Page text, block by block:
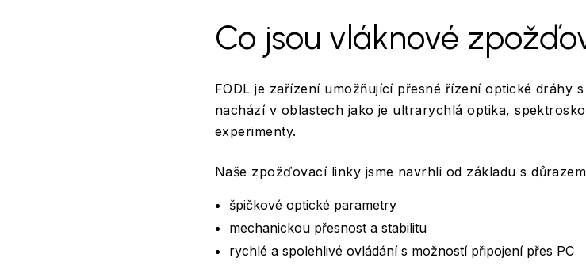
Co jsou vláknové
FODL je zařízení umožňující přesné řízení optické dráhy
nachází v oblastech jako je ultrarychlá optika,
experimenty.
Naše zpožďovací linky jsme navrhli od základu s
špičkové optické parametry
mechanickou přesnost a stabilitu
rychlé a spolehlivé ovládání s možností připojení přes PC